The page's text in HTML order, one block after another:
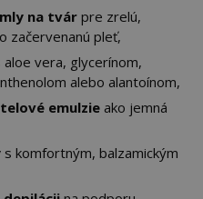
na tvár pre zrelú,
začervenanú pleť,
aloe vera, glycerínom,
alebo alantoínom,
emulzie ako jemná
s komfortným, balzamickým